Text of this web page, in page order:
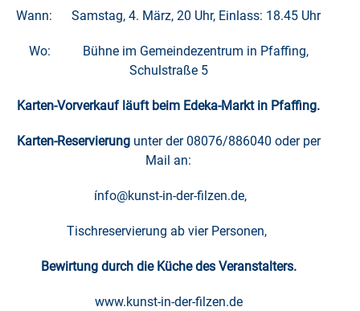
Wann: Samstag, 4. März, 20 Uhr, Einlass: 18.45 Uhr
Wo: Bühne im Gemeindezentrum in Pfaffing,
Schulstraße 5
Karten-Vorverkauf läuft beim Edeka-Markt in Pfaffing.
Karten-Reservierungunter der 08076/886040 oder per
Mail an:
ínfo@kunst-in-der-filzen.de,
Tischreservierung ab vier Personen,
Bewirtung durch die Küche des Veranstalters.
www.kunst-in-der-filzen.de